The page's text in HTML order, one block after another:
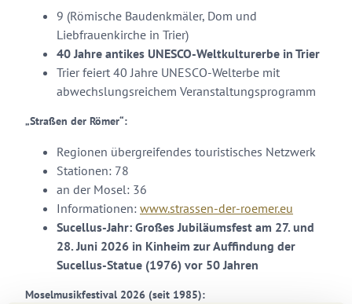
9 (Römische Baudenkmäler, Dom und
Liebfrauenkirche in Trier)
40 Jahre antikes UNESCO-Weltkulturerbe in Trier
Trier feiert 40 Jahre UNESCO-Welterbe mit
abwechslungsreichem Veranstaltungsprogramm
„Straßen der Römer“:
Regionen übergreifendes touristisches Netzwerk
Stationen: 78
an der Mosel: 36
Informationen: www.strassen-der-roemer.eu
Sucellus-Jahr: Großes Jubiläumsfest am 27. und
28. Juni 2026 in Kinheim zur Auffindung der
Sucellus-Statue (1976) vor 50 Jahren
Moselmusikfestival 2026 (seit 1985):